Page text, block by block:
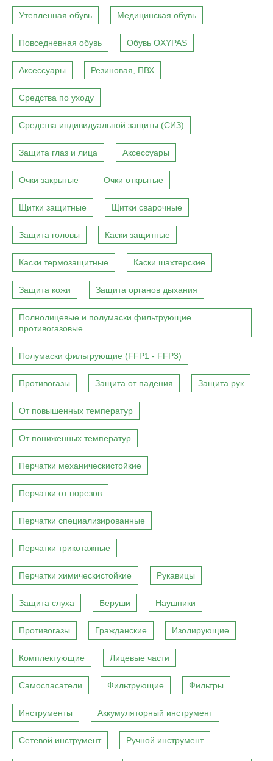
Утепленная обувь Медицинская обувь
Повседневная обувь Обувь OXYPAS
Аксессуары Резиновая, ПВХ
Средства по уходу
Средства индивидуальной защиты (СИЗ)
Защита глаз и лица Аксессуары
Очки закрытые Очки открытые
Щитки защитные Щитки сварочные
Защита головы Каски защитные
Каски термозащитные Каски шахтерские
Защита кожи Защита органов дыхания
Полнолицевые и полумаски фильтрующие
противогазовые
Полумаски фильтрующие (FFP1 - FFP3)
Противогазы Защита от падения Защита рук
От повышенных температур
От пониженных температур
Перчатки механическистойкие
Перчатки от порезов
Перчатки специализированные
Перчатки трикотажные
Перчатки химическистойкие Рукавицы
Защита слуха Беруши Наушники
Противогазы Гражданские Изолирующие
Комплектующие Лицевые части
Самоспасатели Фильтрующие Фильтры
Инструменты Аккумуляторный инструмент
Сетевой инструмент Ручной инструмент